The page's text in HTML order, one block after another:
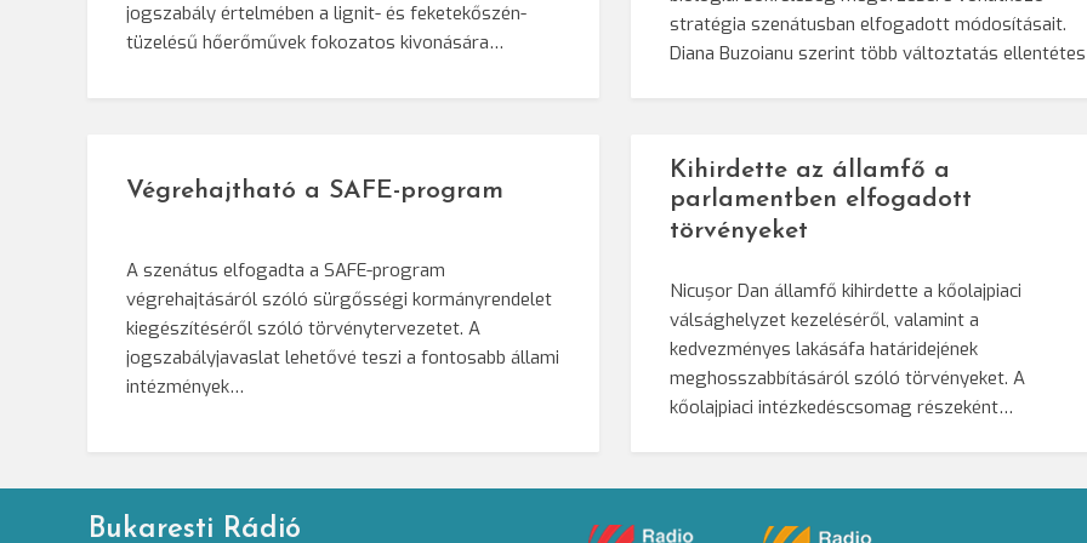
jogszabály értelmében a lignit- és feketekőszén-
tüzelésű hőerőművek fokozatos kivonására…
stratégia szenátusban elfogadott módosításait.
Diana Buzoianu szerint több változtatás
Végrehajtható a SAFE-program
A szenátus elfogadta a SAFE-program
végrehajtásáról szóló sürgősségi kormányrendelet
kiegészítéséről szóló törvénytervezetet. A
jogszabályjavaslat lehetővé teszi a fontosabb állami
intézmények…
Kihirdette az államfő a
parlamentben elfogadott
törvényeket
Nicușor Dan államfő kihirdette a kőolajpiaci
válsághelyzet kezeléséről, valamint a
kedvezményes lakásáfa határidejének
meghosszabbításáról szóló törvényeket. A
kőolajpiaci intézkedéscsomag részeként…
Bukaresti Rádió